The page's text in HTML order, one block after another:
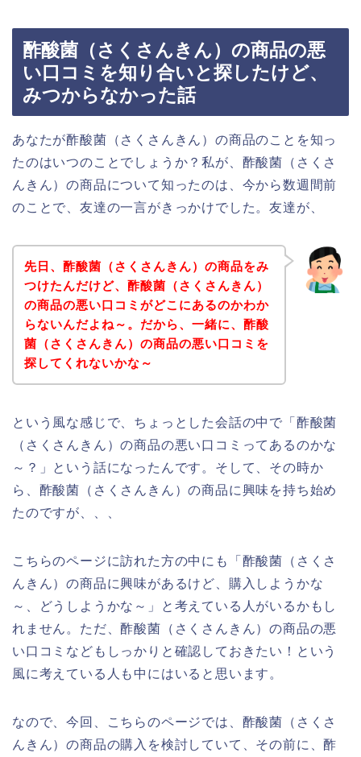
酢酸菌（さくさんきん）の商品の悪
い口コミを知り合いと探したけど、
みつからなかった話
あなたが酢酸菌（さくさんきん）の商品のことを知っ
たのはいつのことでしょうか？私が、酢酸菌（さくさ
んきん）の商品について知ったのは、今から数週間前
のことで、友達の一言がきっかけでした。友達が、
先日、酢酸菌（さくさんきん）の商品をみ
つけたんだけど、酢酸菌（さくさんきん）
の商品の悪い口コミがどこにあるのかわか
らないんだよね～。だから、一緒に、酢酸
菌（さくさんきん）の商品の悪い口コミを
探してくれないかな～
という風な感じで、ちょっとした会話の中で「酢酸菌
（さくさんきん）の商品の悪い口コミってあるのかな
～？」という話になったんです。そして、その時か
ら、酢酸菌（さくさんきん）の商品に興味を持ち始め
たのですが、、、
こちらのページに訪れた方の中にも「酢酸菌（さくさ
んきん）の商品に興味があるけど、購入しようかな
～、どうしようかな～」と考えている人がいるかもし
れません。ただ、酢酸菌（さくさんきん）の商品の悪
い口コミなどもしっかりと確認しておきたい！という
風に考えている人も中にはいると思います。
なので、今回、こちらのページでは、酢酸菌（さくさ
んきん）の商品の購入を検討していて、その前に、酢